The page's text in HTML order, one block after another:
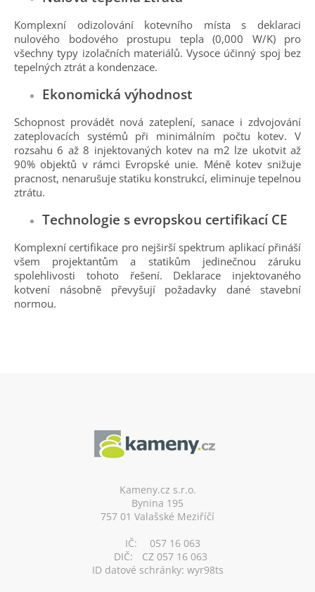
Komplexní odizolování kotevního místa s deklaraci
nulového bodového prostupu tepla (0,000 W/K) pro
všechny typy izolačních materiálů. Vysoce účinný spoj bez
tepelných ztrát a kondenzace.
Ekonomická výhodnost
Schopnost provádět nová zateplení, sanace i zdvojování
zateplovacích systémů při minimálním počtu kotev. V
rozsahu 6 až 8 injektovaných kotev na m2 lze ukotvit až
90% objektů v rámci Evropské unie. Méně kotev snižuje
pracnost, nenarušuje statiku konstrukcí, eliminuje tepelnou
ztrátu.
Technologie s evropskou certifikací CE
Komplexní certifikace pro nejširší spektrum aplikací přináší
všem projektantům a statikům jedinečnou záruku
spolehlivosti tohoto řešení. Deklarace injektovaného
kotvení násobně převyšují požadavky dané stavební
normou.
Kameny.cz s.r.o.
Bynina 195
757 01 Valašské Meziříčí
IČ:
057 16 063
DIČ:
CZ 057 16 063
ID datové schránky: wyr98ts